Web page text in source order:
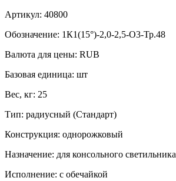
Артикул: 40800
Обозначение: 1К1(15°)-2,0-2,5-О3-Тр.48
Валюта для цены: RUB
Базовая единица: шт
Вес, кг: 25
Тип: радиусный (Стандарт)
Конструкция: однорожковый
Назначение: для консольного светильника
Исполнение: с обечайкой